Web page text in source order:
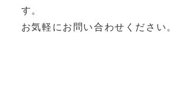
す。
お気軽にお問い合わせください。